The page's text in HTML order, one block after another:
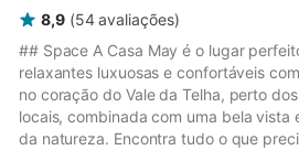
8,9 (54 avaliações)
## Space A Casa May é o lugar
relaxantes luxuosas e confortáveis
no coração do Vale da Telha, perto
locais, combinada com uma bela vista
da natureza. Encontra tudo o que